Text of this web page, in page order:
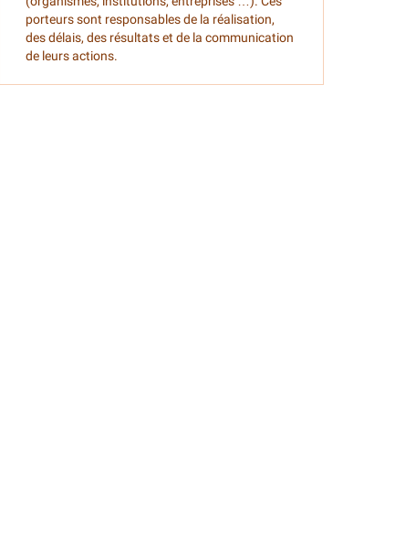
porteurs sont responsables de la réalisation,
des délais, des résultats et de la communication
de leurs actions.